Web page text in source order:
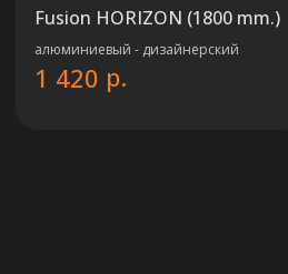
Fusion HORIZON (1800 mm.)
алюминиевый - дизайнерский
1 420 р.